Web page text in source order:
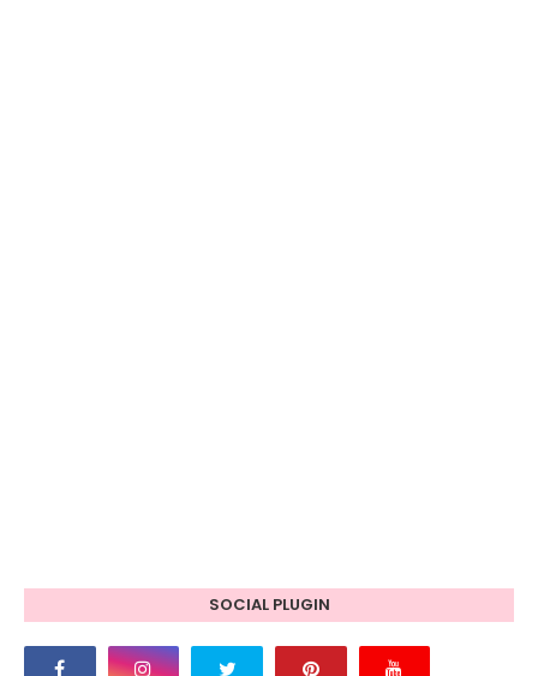
SOCIAL PLUGIN